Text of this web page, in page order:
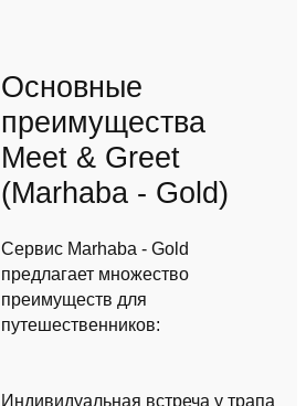
Основные
преимущества
Meet & Greet
(Marhaba - Gold)
Сервис Marhaba - Gold
предлагает множество
преимуществ для
путешественников:
Индивидуальная встреча у трапа